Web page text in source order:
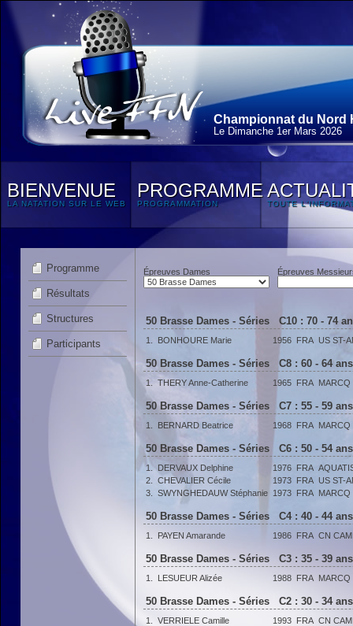
Championnat du Nord
Le Dimanche 1erMars 2026
BIENVENUE
LA NATATION SUR LE WEB
PROGRAMME
PROGRAMMATION TOUTE
Programme
Résultats
Structures
Participants
Épreuves Dames Épreuves
50 Brasse Dames - Séries C10 : 70 - 74
1. BONHOURE Marie 1956 FRA US ST-
50 Brasse Dames - Séries C8 : 60 - 64
1. THERY Anne-Catherine 1965 FRA MARCQ
50 Brasse Dames - Séries C7 : 55 - 59
1. BERNARD Beatrice 1968 FRA MARCQ
50 Brasse Dames - Séries C6 : 50 - 54
1. DERVAUX Delphine 1976 FRA
2.
CHEVALIER Cécile 1973 FRA US ST-
3.
SWYNGHEDAUW Stéphanie 1973 FRA MARCQ
50 Brasse Dames - Séries C4 : 40 - 44
1. PAYEN Amarande 1986 FRA CN
50 Brasse Dames - Séries C3 : 35 - 39
1. LESUEUR Alizée 1988 FRA MARCQ
50 Brasse Dames - Séries C2 : 30 - 34
1. VERRIELE Camille 1993 FRA CN